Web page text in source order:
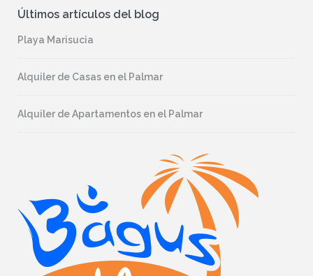
Últimos artículos del blog
Playa Marisucia
Alquiler de Casas en el Palmar
Alquiler de Apartamentos en el Palmar